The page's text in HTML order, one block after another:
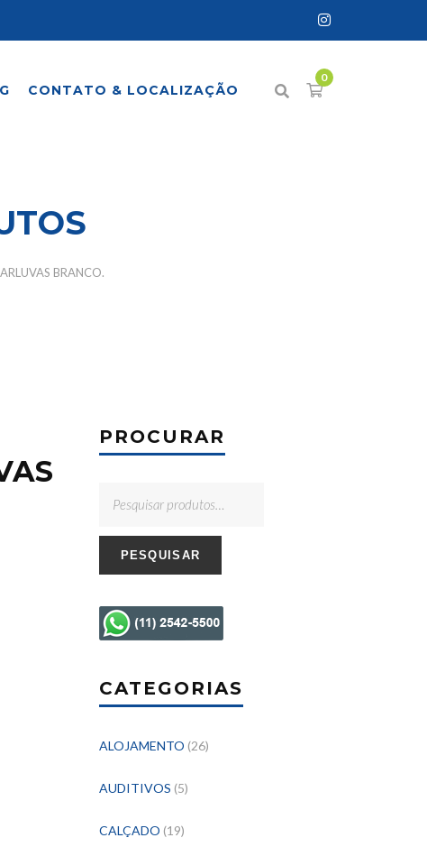
CONTATO & LOCALIZAÇÃO
BRANCO.
PROCURAR
PESQUISAR
CATEGORIAS
ALOJAMENTO (26)
AUDITIVOS (5)
CALÇADO (19)